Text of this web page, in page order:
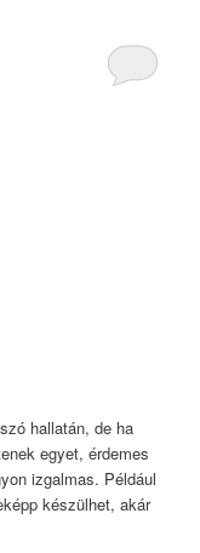
hallatán, de ha
egyet, érdemes
izgalmas. Például
készülhet, akár